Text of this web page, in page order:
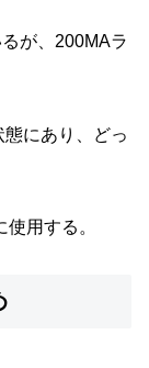
が、200MAラ
にあり、どっ
用する。